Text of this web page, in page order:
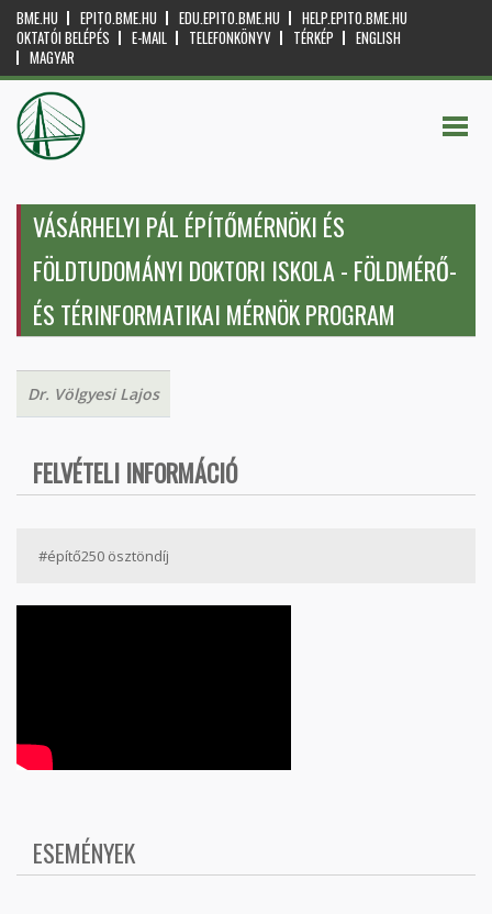
BME.HU EPITO.BME.HU EDU.EPITO.BME.HU
HELP.EPITO.BME.HU
OKTATÓI BELÉPÉS
E-MAIL TELEFONKÖNYV TÉRKÉP
ENGLISH
MAGYAR
VÁSÁRHELYI PÁL ÉPÍTŐMÉRNÖKI ÉS
FÖLDTUDOMÁNYI DOKTORI ISKOLA - FÖLDMÉRŐ-
ÉS TÉRINFORMATIKAI MÉRNÖK PROGRAM
Dr. Völgyesi Lajos
FELVÉTELI INFORMÁCIÓ
#építő250 ösztöndíj
ESEMÉNYEK